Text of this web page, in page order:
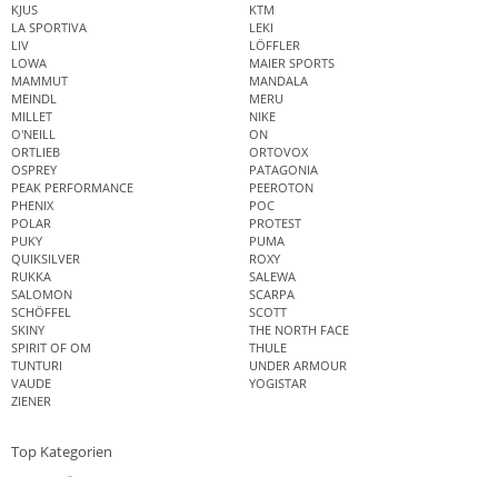
KJUS
KTM
LA SPORTIVA
LEKI
LIV
LÖFFLER
LOWA
MAIER SPORTS
MAMMUT
MANDALA
MEINDL
MERU
MILLET
NIKE
O'NEILL
ON
ORTLIEB
ORTOVOX
OSPREY
PATAGONIA
PEAK PERFORMANCE
PEEROTON
PHENIX
POC
POLAR
PROTEST
PUKY
PUMA
QUIKSILVER
ROXY
RUKKA
SALEWA
SALOMON
SCARPA
SCHÖFFEL
SCOTT
SKINY
THE NORTH FACE
SPIRIT OF OM
THULE
TUNTURI
UNDER ARMOUR
VAUDE
YOGISTAR
ZIENER
Top Kategorien